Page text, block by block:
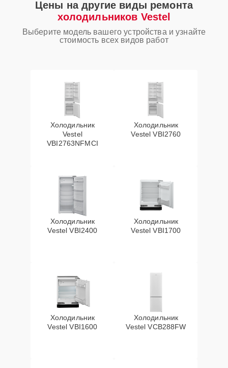
Цены на другие виды ремонта
холодильников Vestel
Выберите модель вашего устройства и узнайте
стоимость всех видов работ
Холодильник
Vestel
VBI2763NFMCI
Холодильник
Vestel VBI2760
Холодильник
Vestel VBI2400
Холодильник
Vestel VBI1700
Холодильник
Vestel VBI1600
Холодильник
Vestel VCB288FW